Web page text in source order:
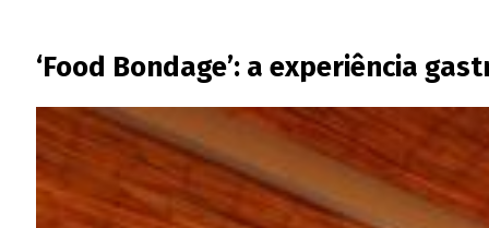
‘Food Bondage’: a experiência